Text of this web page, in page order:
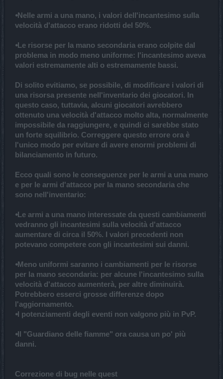
⦁Nelle armi a una mano, i valori dell'incantesimo sulla
velocità d'attacco erano ridotti del 50%.
⦁Le risorse per la mano secondaria erano colpite dal
problema in modo meno uniforme: l'incantesimo aveva
valori estremamente alti o estremamente bassi.
Di solito evitiamo, se possibile, di modificare i valori di
una risorsa presente nell'inventario dei giocatori. In
questo caso, tuttavia, alcuni giocatori avrebbero
ottenuto una velocità d'attacco molto alta, normalmente
impossibile da raggiungere, e quindi ci sarebbe stato
un forte squilibrio. Correggere questo errore ora è
l'unico modo per evitare di avere enormi problemi di
bilanciamento in futuro.
Ecco quali sono le conseguenze per le armi a una mano
e per le armi d'attacco per la mano secondaria che
sono nell'inventario:
⦁Le armi a una mano interessate da questi cambiamenti
vedranno gli incantesimi sulla velocità d'attacco
aumentare di circa il 50%. I valori precedenti non
potevano competere con gli incantesimi sui danni.
⦁Meno uniformi saranno i cambiamenti per le risorse
per la mano secondaria: per alcune l'incantesimo sulla
velocità d'attacco aumenterà, per altre diminuirà.
Potrebbero esserci grosse differenze dopo
l'aggiornamento.
⦁I potenziamenti degli eventi non valgono più in PvP.
⦁Il "Guardiano delle fiamme" ora causa un po' più
danni.
Correzione di bug nelle quest